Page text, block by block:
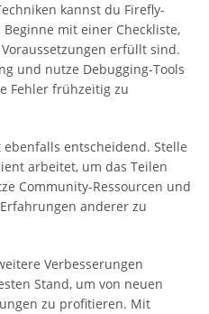
kannst du Firefly-
mit einer Checkliste,
erfüllt sind.
und nutze Debugging-Tools
Fehler frühzeitig zu
entscheidend. Stelle
arbeitet, um das Teilen
Community-Ressourcen und
anderer zu
Verbesserungen
Stand, um von neuen
zu profitieren. Mit